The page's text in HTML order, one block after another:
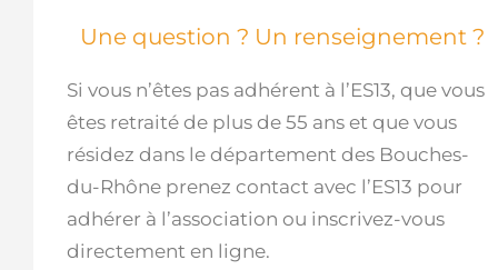
Une question ? Un renseignement ?
Si vous n’êtes pas adhérent à l’ES13, que vous
êtes retraité de plus de 55 ans et que vous
résidez dans le département des Bouches-
du-Rhône prenez contact avec l’ES13 pour
adhérer à l’association ou inscrivez-vous
directement en ligne.